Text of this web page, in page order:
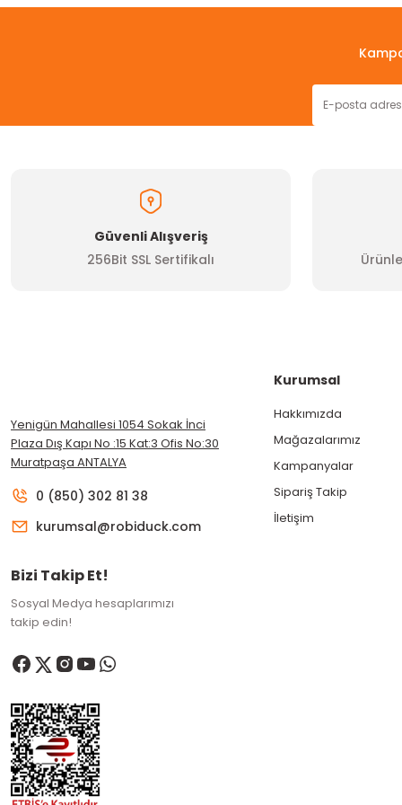
Güvenli Alışveriş
256Bit SSL Sertifikalı
Yenigün Mahallesi 1054 Sokak İnci
Plaza Dış Kapı No :15 Kat:3 Ofis No:30
Muratpaşa ANTALYA
0 (850) 302 81 38
kurumsal@robiduck.com
Bizi Takip Et!
Sosyal Medya hesaplarımızı
takip edin!
Kurumsal
Hakkımızda
Mağazalarımız
Kampanyalar
Sipariş Takip
İletişim